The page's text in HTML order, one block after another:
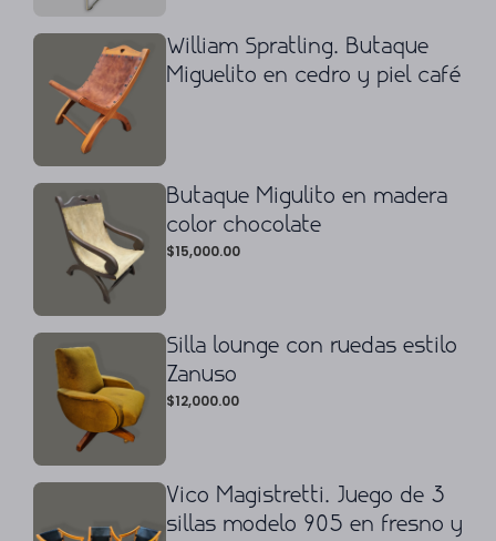
William Spratling. Butaque
Miguelito en cedro y piel café
Butaque Migulito en madera
color chocolate
$15,000.00
Silla lounge con ruedas estilo
Zanuso
$12,000.00
Vico Magistretti. Juego de 3
sillas modelo 905 en fresno y